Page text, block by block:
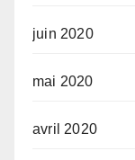
juin 2020
mai 2020
avril 2020